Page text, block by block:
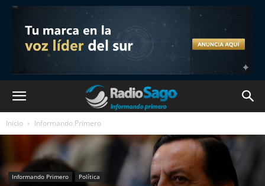
Inicio Informando Primero
Informando Primero Política